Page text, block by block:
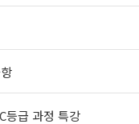
등급 과정 특강